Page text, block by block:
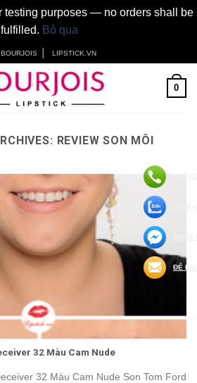
testing purposes — no orders shall be
fulfilled. Bỏ qua
LIPSTICK.VN
0
REVIEW SON MÔI
32 Màu Cam Nude
32 Màu Cam Nude Son Tom Ford
ĐỂ LẠI